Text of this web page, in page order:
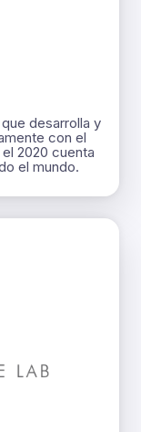
desarrolla y
con el
2020 cuenta
el mundo.